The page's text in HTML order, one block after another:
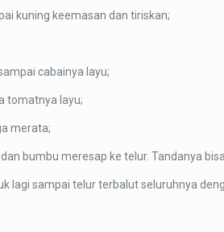
kuning keemasan dan tiriskan;
cabainya layu;
tomatnya layu;
merata;
bumbu meresap ke telur. Tandanya
lagi sampai telur terbalut seluruhnya